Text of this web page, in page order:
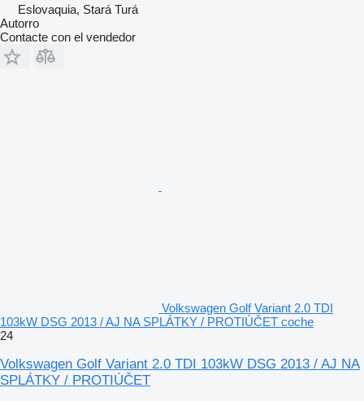
Eslovaquia, Stará Turá
Autorro
Contacte con el vendedor
Volkswagen Golf Variant 2.0 TDI
103kW DSG 2013 / AJ NA SPLÁTKY / PROTIÚČET coche
24
Volkswagen Golf Variant 2.0 TDI 103kW DSG 2013 / AJ NA
SPLÁTKY / PROTIÚČET